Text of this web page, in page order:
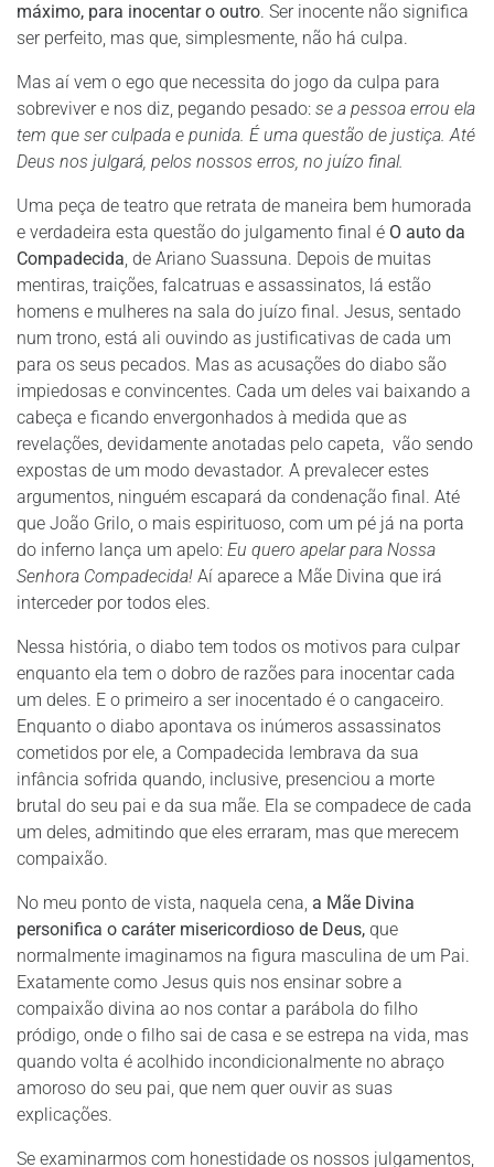
máximo, para inocentar o outro. Ser inocente não significa
ser perfeito, mas que, simplesmente, não há culpa.
Mas aí vem o ego que necessita do jogo da culpa para
sobreviver e nos diz, pegando pesado: se a pessoa errou ela
tem que ser culpada e punida. É uma questão de justiça. Até
Deus nos julgará, pelos nossos erros, no juízo final.
Uma peça de teatro que retrata de maneira bem humorada
e verdadeira esta questão do julgamento final é O auto da
Compadecida, de Ariano Suassuna. Depois de muitas
mentiras, traições, falcatruas e assassinatos, lá estão
homens e mulheres na sala do juízo final. Jesus, sentado
num trono, está ali ouvindo as justificativas de cada um
para os seus pecados. Mas as acusações do diabo são
impiedosas e convincentes. Cada um deles vai baixando a
cabeça e ficando envergonhados à medida que as
revelações, devidamente anotadas pelo capeta, vão sendo
expostas de um modo devastador. A prevalecer estes
argumentos, ninguém escapará da condenação final. Até
que João Grilo, o mais espirituoso, com um pé já na porta
do inferno lança um apelo: Eu quero apelar para Nossa
Senhora Compadecida! Aí aparece a Mãe Divina que irá
interceder por todos eles.
Nessa história, o diabo tem todos os motivos para culpar
enquanto ela tem o dobro de razões para inocentar cada
um deles. E o primeiro a ser inocentado é o cangaceiro.
Enquanto o diabo apontava os inúmeros assassinatos
cometidos por ele, a Compadecida lembrava da sua
infância sofrida quando, inclusive, presenciou a morte
brutal do seu pai e da sua mãe. Ela se compadece de cada
um deles, admitindo que eles erraram, mas que merecem
compaixão.
No meu ponto de vista, naquela cena, a Mãe Divina
personifica o caráter misericordioso de Deus, que
normalmente imaginamos na figura masculina de um Pai.
Exatamente como Jesus quis nos ensinar sobre a
compaixão divina ao nos contar a parábola do filho
pródigo, onde o filho sai de casa e se estrepa na vida, mas
quando volta é acolhido incondicionalmente no abraço
amoroso do seu pai, que nem quer ouvir as suas
explicações.
Se examinarmos com honestidade os nossos julgamentos,